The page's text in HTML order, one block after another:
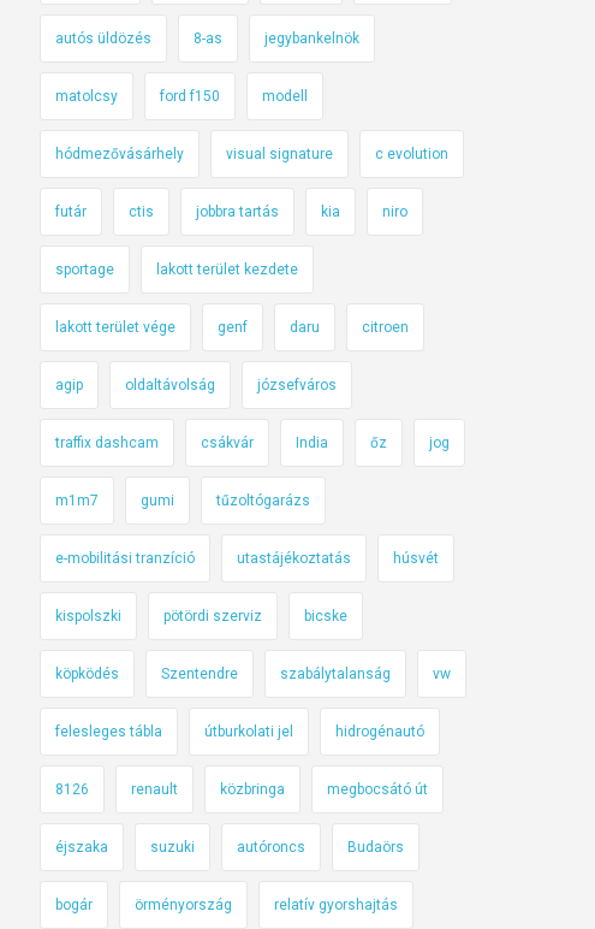
autós üldözés 8-as jegybankelnök
matolcsy ford f150 modell
hódmezővásárhely visual signature c evolution
futár ctis jobbra tartás kia niro
sportage lakott terület kezdete
lakott terület vége genf daru citroen
agip oldaltávolság józsefváros
traffix dashcam csákvár India őz jog
m1m7 gumi tűzoltógarázs
e-mobilitási tranzíció utastájékoztatás húsvét
kispolszki pötördi szerviz bicske
köpködés Szentendre szabálytalanság vw
felesleges tábla útburkolati jel hidrogénautó
8126 renault közbringa megbocsátó út
éjszaka suzuki autóroncs Budaörs
bogár örményország relatív gyorshajtás